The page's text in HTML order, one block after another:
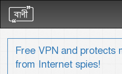
Free VPN and protects
from Internet spies!